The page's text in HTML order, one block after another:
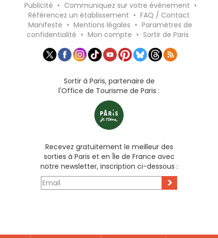
Publicité • Communiquez sur votre événement •
Référencez un établissement • FAQ / Contact
Manifeste • Mentions légales • Paramètres de
confidentialité • Mon compte • Sortir de Paris
Sortir à Paris, partenaire de
l'Office de Tourisme de Paris :
Recevez gratuitement le meilleur des
sorties à Paris et en Île de France avec
notre newsletter, inscription ci-dessous :
>